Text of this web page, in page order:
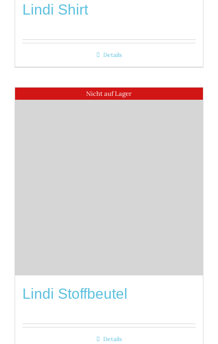
Lindi Shirt
Details
Nicht auf Lager
Lindi Stoffbeutel
Details